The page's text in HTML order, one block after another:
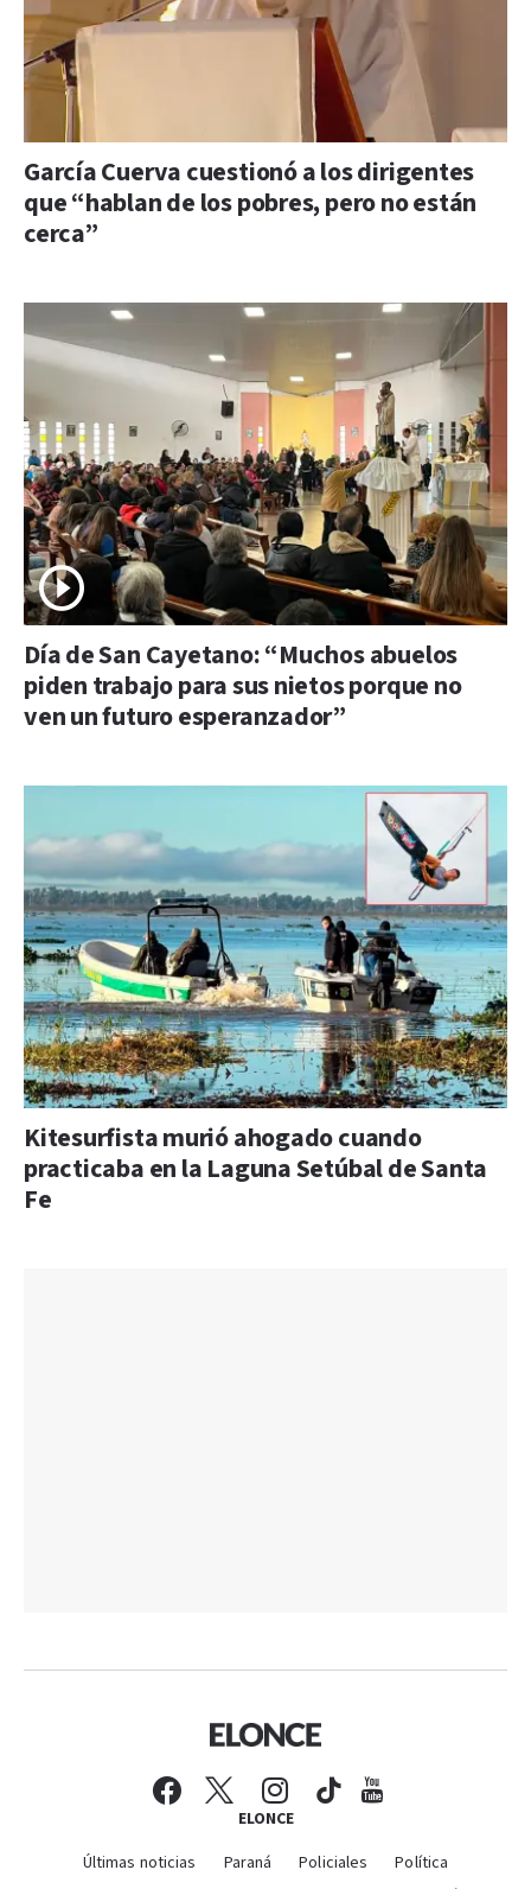
García Cuerva cuestionó a los dirigentes
que “hablan de los pobres, pero no están
cerca”
Día de San Cayetano: “Muchos abuelos
piden trabajo para sus nietos porque no
ven un futuro esperanzador”
Kitesurfista murió ahogado cuando
practicaba en la Laguna Setúbal de Santa
Fe
ELONCE
Últimas noticias Paraná Policiales
Política